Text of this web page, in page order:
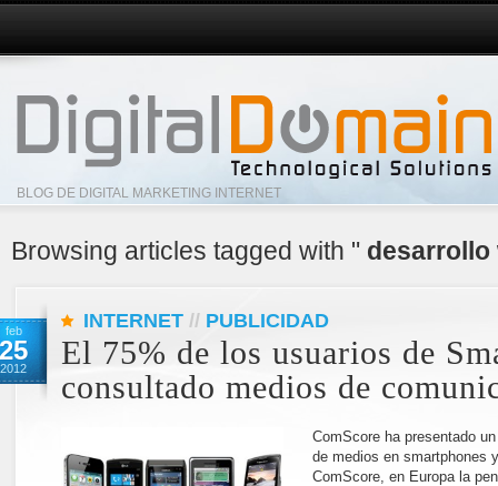
BLOG DE DIGITAL MARKETING INTERNET
Browsing articles tagged with " desarrollo
feb
25
2012
INTERNET // PUBLICIDAD
El 75% de los usuarios de
consultado medios de
ComScore ha presentado
de medios en smartphones
ComScore, en Europa la